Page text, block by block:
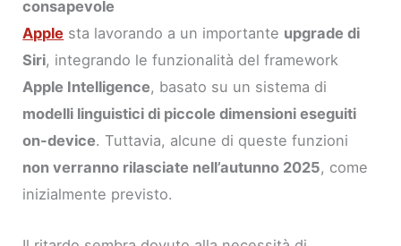
consapevole
Apple sta lavorando a un importante upgrade di
Siri, integrando le funzionalità del framework
Apple Intelligence, basato su un sistema di
modelli linguistici di piccole dimensioni eseguiti
on-device. Tuttavia, alcune di queste funzioni
non verranno rilasciate nell’autunno 2025, come
inizialmente previsto.